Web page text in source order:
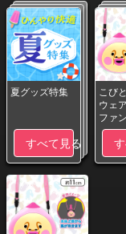
夏グッズ特集
すべて見る
こび
ウェ
ファン